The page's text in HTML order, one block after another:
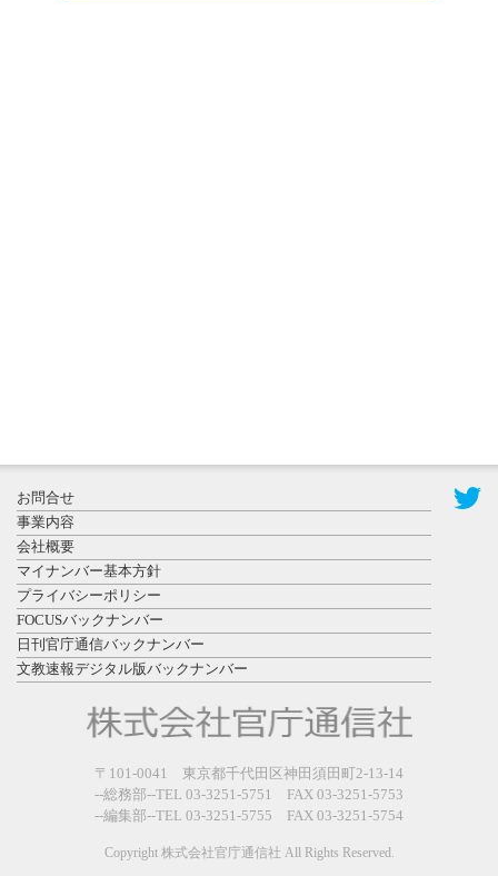
県警等と大
規模災害時
連携協定を
締結し...
2026年7月27
日更新
政経学部の
来春開設決
定を祝...
お問合せ
事業内容
会社概要
マイナンバー基本方針
プライバシーポリシー
FOCUSバックナンバー
日刊官庁通信バックナンバー
文教速報デジタル版バックナンバー
〒101-0041 東京都千代田区神田須田町2-13-14
--総務部--TEL 03-3251-5751 FAX 03-3251-5753
--編集部--TEL 03-3251-5755 FAX 03-3251-5754
Copyright 株式会社官庁通信社 All Rights Reserved.